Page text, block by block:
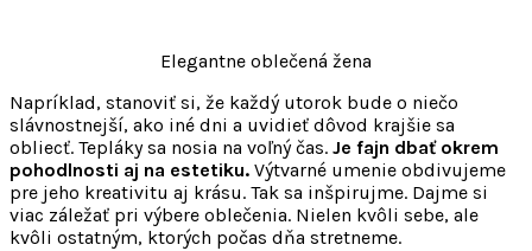
Elegantne oblečená žena
Napríklad, stanoviť si, že každý utorok bude o niečo
slávnostnejší, ako iné dni a uvidieť dôvod krajšie sa
obliecť. Tepláky sa nosia na voľný čas. Je fajn dbať okrem
pohodlnosti aj na estetiku. Výtvarné umenie obdivujeme
pre jeho kreativitu aj krásu. Tak sa inšpirujme. Dajme si
viac záležať pri výbere oblečenia. Nielen kvôli sebe, ale
kvôli ostatným, ktorých počas dňa stretneme.